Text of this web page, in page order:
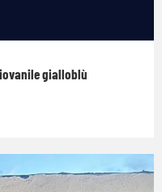
gialloblù